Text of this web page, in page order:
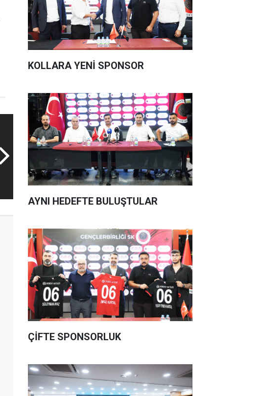
KOLLARA YENİ SPONSOR
AYNI HEDEFTE BULUŞTULAR
ÇİFTE SPONSORLUK